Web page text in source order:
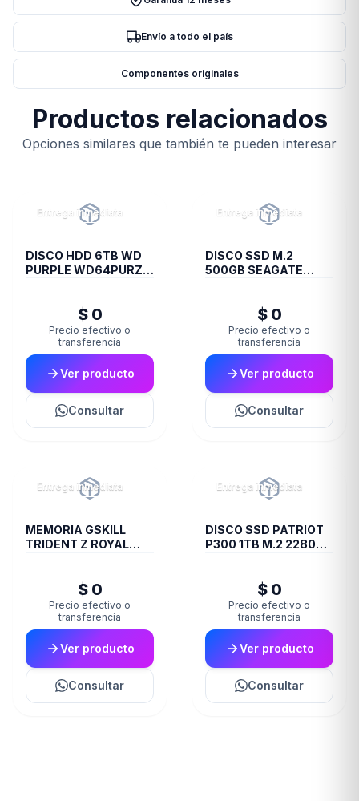
-
Black
Envío a todo el país
Componentes originales
Productos relacionados
Opciones similares que también te pueden interesar
Entrega inmediata
DISCO HDD 6TB WD
PURPLE WD64PURZ
$ 0
Precio efectivo o
transferencia
Ver producto
Consultar
Entrega inmediata
DISCO SSD M.2
500GB SEAGATE
$ 0
Precio efectivo o
transferencia
Ver producto
Consultar
Entrega inmediata
MEMORIA GSKILL
TRIDENT Z ROYAL
$ 0
Precio efectivo o
transferencia
Ver producto
Consultar
Entrega inmediata
DISCO SSD PATRIOT
P300 1TB M.2 2280
$ 0
Precio efectivo o
transferencia
Ver producto
Consultar